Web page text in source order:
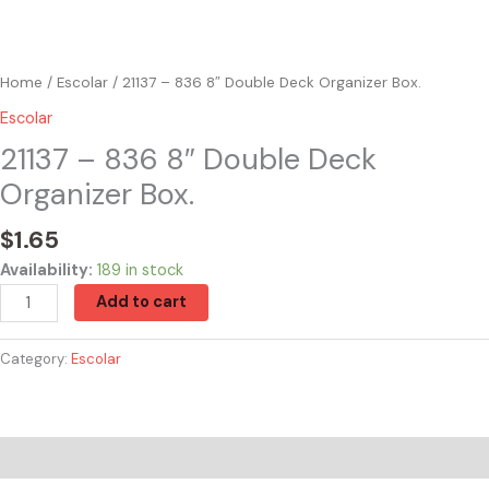
Home / Escolar / 21137 – 836 8″ Double Deck Organizer Box.
Escolar
21137 – 836 8″ Double Deck
Organizer Box.
$1.65
Availability: 189 in stock
Add to cart
Category: Escolar